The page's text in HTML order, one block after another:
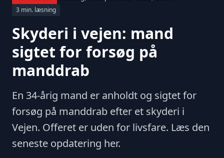
3 min. læsning
Skyderi i vejen: mand
sigtet for forsøg på
manddrab
En 34-årig mand er anholdt og sigtet for
forsøg på manddrab efter et skyderi i
Vejen. Offeret er uden for livsfare. Læs den
seneste opdatering her.